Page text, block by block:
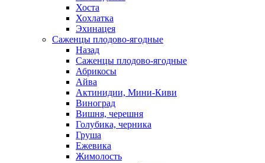
Хоста
Хохлатка
Эхинацея
Саженцы плодово-ягодные
Назад
Саженцы плодово-ягодные
Абрикосы
Айва
Актинидии, Мини-Киви
Виноград
Вишня, черешня
Голубика, черника
Груша
Ежевика
Жимолость